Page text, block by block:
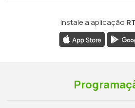
Instale a aplicação